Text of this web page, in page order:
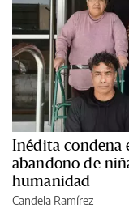
Inédita condena
abandono de
humanidad
Candela Ramírez